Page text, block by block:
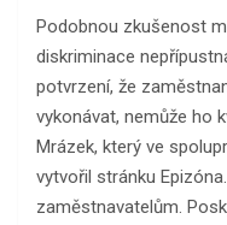
Podobnou zkušenost
diskriminace
potvrzení, že
vykonávat, nemůže ho
Mrázek, který ve
vytvořil stránku
zaměstnavatelům.